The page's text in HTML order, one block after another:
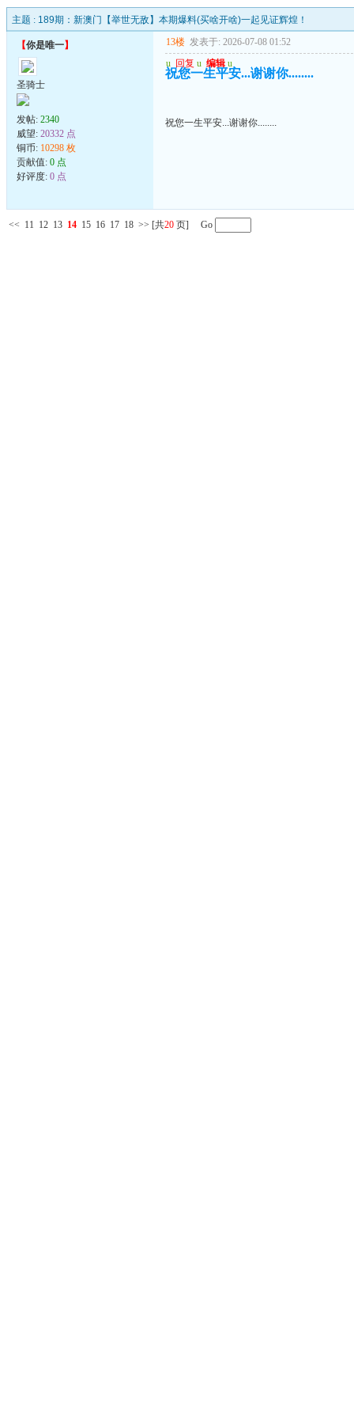
主题 : 189期：新澳门【举世无敌】本期爆料(买啥开啥)一起见证辉煌！
【你是唯一】
圣骑士
发帖: 2340
威望: 20332 点
铜币: 10298 枚
贡献值: 0 点
好评度: 0 点
13楼 发表于: 2026-07-08 01:52
u 回复 u 编辑 u
祝您一生平安...谢谢你........
祝您一生平安...谢谢你........
<< 11 12 13 14 15 16 17 18 >> [共20 页] Go